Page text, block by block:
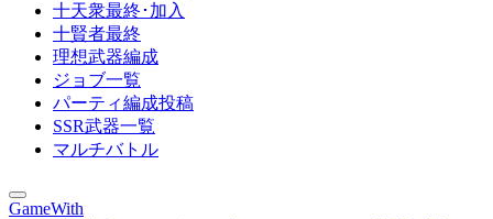
十天衆最終･加入
十賢者最終
理想武器編成
ジョブ一覧
パーティ編成投稿
SSR武器一覧
マルチバトル
GameWith